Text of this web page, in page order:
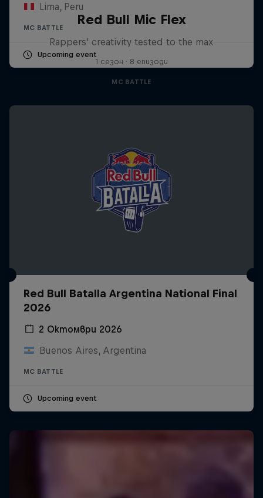
Lima, Peru
MC BATTLE
Upcoming event
Red Bull Mic Flex
Rappers' creativity tested to the max
1 сезон · 8 епизоди
MC BATTLE
Red Bull Batalla Argentina National Final
2026
2 Октомври 2026
Buenos Aires, Argentina
MC BATTLE
Upcoming event